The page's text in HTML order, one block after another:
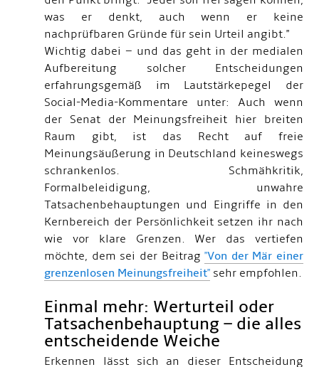
was er denkt, auch wenn er keine
nachprüfbaren Gründe für sein Urteil angibt."
Wichtig dabei – und das geht in der medialen
Aufbereitung solcher Entscheidungen
erfahrungsgemäß im Lautstärkepegel der
Social-Media-Kommentare unter: Auch wenn
der Senat der Meinungsfreiheit hier breiten
Raum gibt, ist das Recht auf freie
Meinungsäußerung in Deutschland keineswegs
schrankenlos. Schmähkritik,
Formalbeleidigung, unwahre
Tatsachenbehauptungen und Eingriffe in den
Kernbereich der Persönlichkeit setzen ihr nach
wie vor klare Grenzen. Wer das vertiefen
möchte, dem sei der Beitrag"Von der Mär einer
grenzenlosen Meinungsfreiheit" sehr empfohlen.
Einmal mehr: Werturteil oder
Tatsachenbehauptung – die alles
entscheidende Weiche
Erkennen lässt sich an dieser Entscheidung